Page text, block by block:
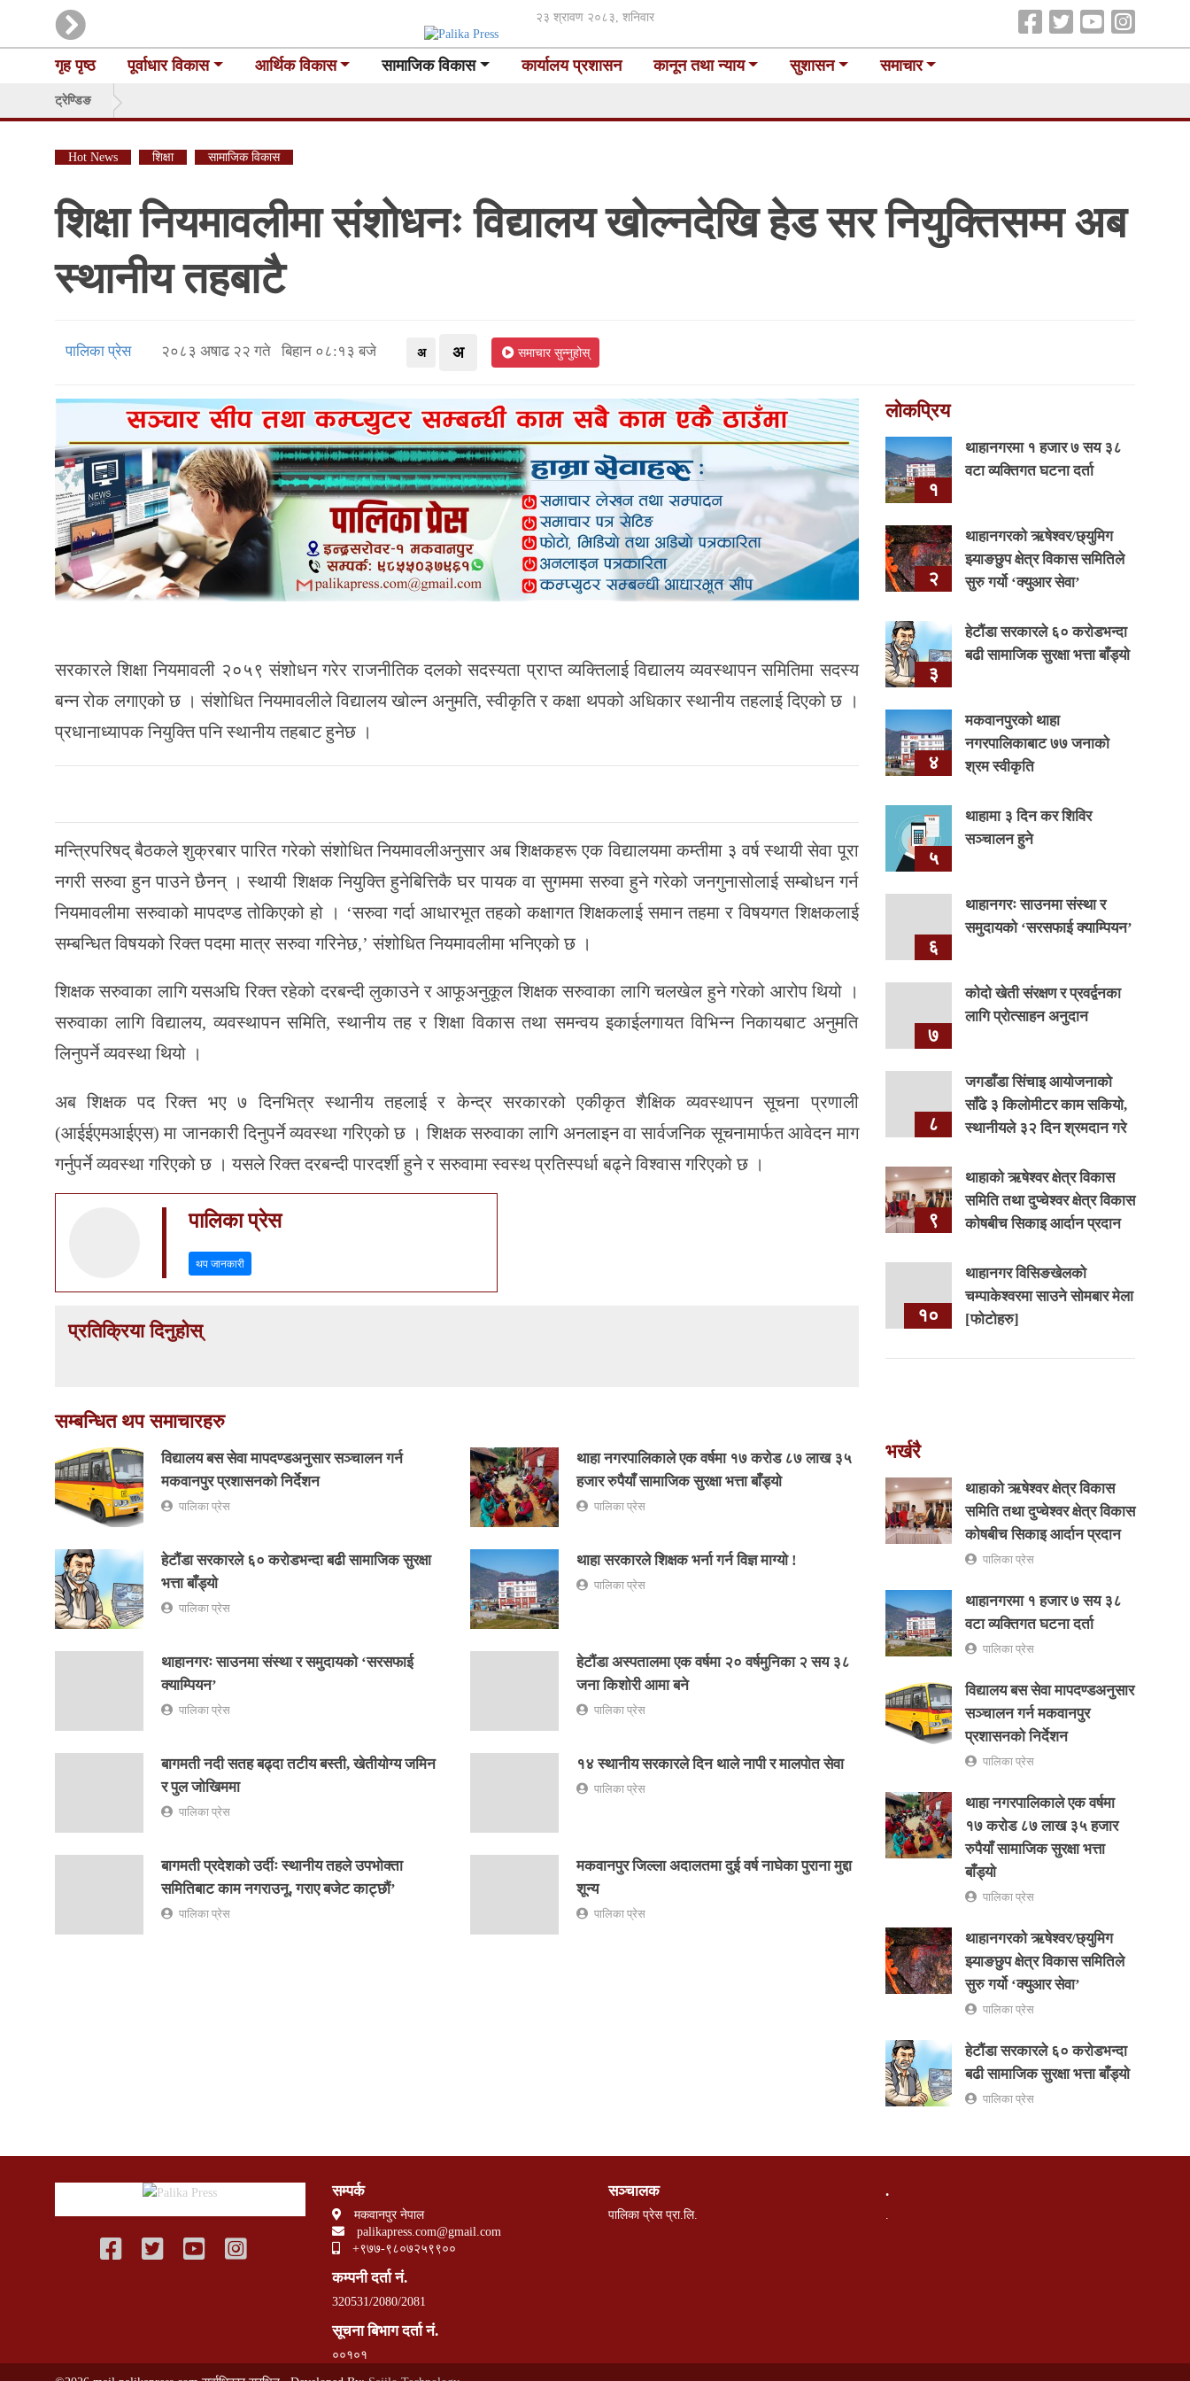
२३ श्रावण २०८३, शनिवार
गृह पृष्ठ पूर्वाधार विकास आर्थिक विकास सामाजिक विकास कार्यालय प्रशासन कानून तथा न्याय सुशासन समाचार
ट्रेण्डिङ
Hot News शिक्षा सामाजिक विकास
शिक्षा नियमावलीमा संशोधनः विद्यालय खोल्नदेखि हेड सर नियुक्तिसम्म अब
स्थानीय तहबाटै
पालिका प्रेस २०८३ अषाढ २२ गते बिहान ०८:१३ बजे अ अ समाचार सुन्नुहोस्
सरकारले शिक्षा नियमावली २०५९ संशोधन गरेर राजनीतिक दलको सदस्यता प्राप्त व्यक्तिलाई विद्यालय व्यवस्थापन समितिमा सदस्य
बन्न रोक लगाएको छ । संशोधित नियमावलीले विद्यालय खोल्न अनुमति, स्वीकृति र कक्षा थपको अधिकार स्थानीय तहलाई दिएको छ ।
प्रधानाध्यापक नियुक्ति पनि स्थानीय तहबाट हुनेछ ।
मन्त्रिपरिषद् बैठकले शुक्रबार पारित गरेको संशोधित नियमावलीअनुसार अब शिक्षकहरू एक विद्यालयमा कम्तीमा ३ वर्ष स्थायी सेवा पूरा
नगरी सरुवा हुन पाउने छैनन् । स्थायी शिक्षक नियुक्ति हुनेबित्तिकै घर पायक वा सुगममा सरुवा हुने गरेको जनगुनासोलाई सम्बोधन गर्न
नियमावलीमा सरुवाको मापदण्ड तोकिएको हो । ‘सरुवा गर्दा आधारभूत तहको कक्षागत शिक्षकलाई समान तहमा र विषयगत शिक्षकलाई
सम्बन्धित विषयको रिक्त पदमा मात्र सरुवा गरिनेछ,’ संशोधित नियमावलीमा भनिएको छ ।
शिक्षक सरुवाका लागि यसअघि रिक्त रहेको दरबन्दी लुकाउने र आफूअनुकूल शिक्षक सरुवाका लागि चलखेल हुने गरेको आरोप थियो ।
सरुवाका लागि विद्यालय, व्यवस्थापन समिति, स्थानीय तह र शिक्षा विकास तथा समन्वय इकाईलगायत विभिन्न निकायबाट अनुमति
लिनुपर्ने व्यवस्था थियो ।
अब शिक्षक पद रिक्त भए ७ दिनभित्र स्थानीय तहलाई र केन्द्र सरकारको एकीकृत शैक्षिक व्यवस्थापन सूचना प्रणाली
(आईईएमआईएस) मा जानकारी दिनुपर्ने व्यवस्था गरिएको छ । शिक्षक सरुवाका लागि अनलाइन वा सार्वजनिक सूचनामार्फत आवेदन माग
गर्नुपर्ने व्यवस्था गरिएको छ । यसले रिक्त दरबन्दी पारदर्शी हुने र सरुवामा स्वस्थ प्रतिस्पर्धा बढ्ने विश्वास गरिएको छ ।
पालिका प्रेस
थप जानकारी
प्रतिक्रिया दिनुहोस्
सम्बन्धित थप समाचारहरु
विद्यालय बस सेवा मापदण्डअनुसार सञ्चालन गर्न
मकवानपुर प्रशासनको निर्देशन
पालिका प्रेस
थाहा नगरपालिकाले एक वर्षमा १७ करोड ८७ लाख ३५
हजार रुपैयाँ सामाजिक सुरक्षा भत्ता बाँड्यो
पालिका प्रेस
हेटौंडा सरकारले ६० करोडभन्दा बढी सामाजिक सुरक्षा
भत्ता बाँड्यो
पालिका प्रेस
थाहा सरकारले शिक्षक भर्ना गर्न विज्ञ माग्यो !
पालिका प्रेस
थाहानगरः साउनमा संस्था र समुदायको ‘सरसफाई
क्याम्पियन’
पालिका प्रेस
हेटौंडा अस्पतालमा एक वर्षमा २० वर्षमुनिका २ सय ३८
जना किशोरी आमा बने
पालिका प्रेस
बागमती नदी सतह बढ्दा तटीय बस्ती, खेतीयोग्य जमिन
र पुल जोखिममा
पालिका प्रेस
१४ स्थानीय सरकारले दिन थाले नापी र मालपोत सेवा
पालिका प्रेस
बागमती प्रदेशको उर्दीः स्थानीय तहले उपभोक्ता
समितिबाट काम नगराउनू, गराए बजेट काट्छौं’
पालिका प्रेस
मकवानपुर जिल्ला अदालतमा दुई वर्ष नाघेका पुराना मुद्दा
शून्य
पालिका प्रेस
लोकप्रिय
१
थाहानगरमा १ हजार ७ सय ३८
वटा व्यक्तिगत घटना दर्ता
२
थाहानगरकाे ऋषेश्वर/छ्युमिग
झ्याङछुप क्षेत्र विकास समितिले
सुरु गर्यो ‘क्युआर सेवा’
३
हेटौंडा सरकारले ६० करोडभन्दा
बढी सामाजिक सुरक्षा भत्ता बाँड्यो
४
मकवानपुरको थाहा
नगरपालिकाबाट ७७ जनाको
श्रम स्वीकृति
५
थाहामा ३ दिन कर शिविर
सञ्चालन हुने
६
थाहानगरः साउनमा संस्था र
समुदायको ‘सरसफाई क्याम्पियन’
७
कोदो खेती संरक्षण र प्रवर्द्वनका
लागि प्रोत्साहन अनुदान
८
जगडाँडा सिंचाइ आयोजनाको
साँढे ३ किलोमीटर काम सकियो,
स्थानीयले ३२ दिन श्रमदान गरे
९
थाहाको ऋषेश्वर क्षेत्र विकास
समिति तथा दुप्चेश्वर क्षेत्र विकास
कोषबीच सिकाइ आर्दान प्रदान
१०
थाहानगर विसिङखेलको
चम्पाकेश्वरमा साउने सोमबार मेला
[फोटोहरु]
भर्खरै
थाहाको ऋषेश्वर क्षेत्र विकास
समिति तथा दुप्चेश्वर क्षेत्र विकास
कोषबीच सिकाइ आर्दान प्रदान
पालिका प्रेस
थाहानगरमा १ हजार ७ सय ३८
वटा व्यक्तिगत घटना दर्ता
पालिका प्रेस
विद्यालय बस सेवा मापदण्डअनुसार
सञ्चालन गर्न मकवानपुर
प्रशासनको निर्देशन
पालिका प्रेस
थाहा नगरपालिकाले एक वर्षमा
१७ करोड ८७ लाख ३५ हजार
रुपैयाँ सामाजिक सुरक्षा भत्ता
बाँड्यो
पालिका प्रेस
थाहानगरकाे ऋषेश्वर/छ्युमिग
झ्याङछुप क्षेत्र विकास समितिले
सुरु गर्यो ‘क्युआर सेवा’
पालिका प्रेस
हेटौंडा सरकारले ६० करोडभन्दा
बढी सामाजिक सुरक्षा भत्ता बाँड्यो
पालिका प्रेस
सम्पर्क
मकवानपुर नेपाल
palikapress.com@gmail.com
+९७७-९८०७२५९९००
कम्पनी दर्ता नं.
320531/2080/2081
सूचना बिभाग दर्ता नं.
००१०१
सञ्चालक
पालिका प्रेस प्रा.लि.
.
.